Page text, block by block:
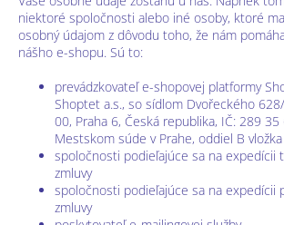
niektoré spoločnosti alebo iné osoby, ktoré
osobný údajom z dôvodu toho, že nám
nášho e-shopu. Sú to:
prevádzkovateľ e-shopovej platformy
Shoptet a.s., so sídlom Dvořeckého
00, Praha 6, Česká republika, IČ: 289 35
Mestskom súde v Prahe, oddiel B
spoločnosti podieľajúce sa na expedícii
zmluvy
spoločnosti podieľajúce sa na expedícii
zmluvy